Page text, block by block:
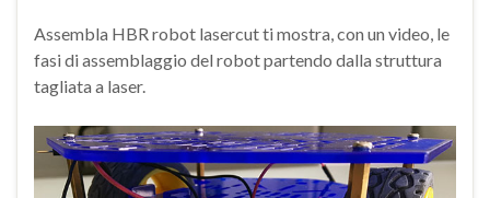
Assembla HBR robot lasercut ti mostra, con un video, le
fasi di assemblaggio del robot partendo dalla struttura
tagliata a laser.